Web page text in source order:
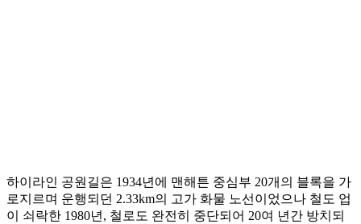
하이라인 공원길은 1934년에 맨해튼 중심부 20개의 블록을 가
로지르며 운행되던 2.33km의 고가 화물 노선이었으나 철도 업
이 쇠락한 1980년, 철로도 완전히 중단되어 20여 년간 방치되